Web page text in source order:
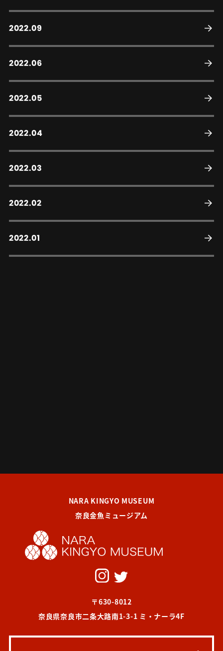
2022.09
2022.06
2022.05
2022.04
2022.03
2022.02
2022.01
NARA KINGYO MUSEUM
奈良金魚ミュージアム
〒630-8012
奈良県奈良市二条大路南1-3-1 ミ・ナーラ4F